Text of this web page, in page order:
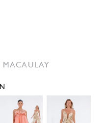
MACAULAY